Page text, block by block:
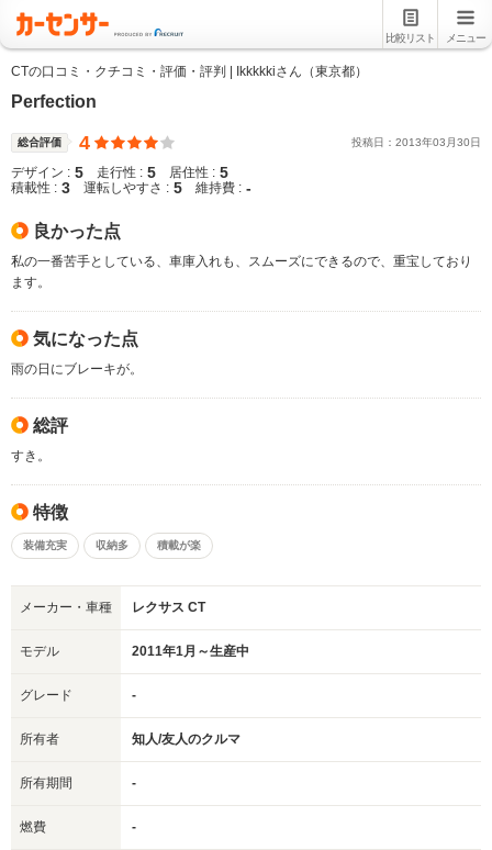
比較リスト メニュー
CTの口コミ・クチコミ・評価・評判 | Ikkkkkiさん（東京都）
Perfection
総合評価 4 投稿日： 2013年03 月30日
デザイン : 5 走行性 : 5 居住性 : 5
積載性 : 3 運転しやすさ : 5 維持費 : -
良かった点
私の一番苦手としている、車庫入れも、スムーズにできるので、重宝しており
ます。
気になった点
雨の日にブレーキが。
総評
すき。
特徴
装備充実 収納多 積載が楽
メーカー・車種 レクサス CT
モデル 2011年1月～生産中
グレード -
所有者 知人/友人のクルマ
所有期間 -
燃費 -